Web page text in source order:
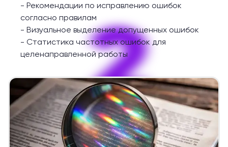
2
- Рекомендации по исправлению ошибок
согласно правилам
- Визуальное выделение допущенных ошибок
- Статистика частотных ошибок для
целенаправленной работы